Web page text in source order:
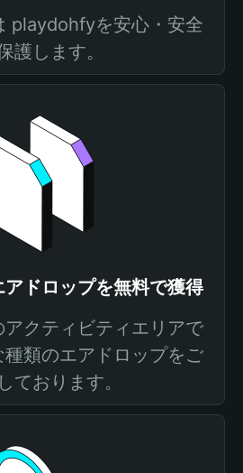
playdohfyを安心・安全
護します。
ドロップを無料で獲得
クティビティエリアで
類のエアドロップをご
ております。